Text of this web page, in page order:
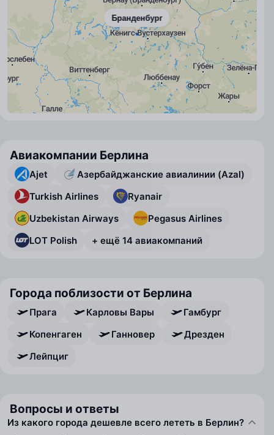
Бранденбург
Авиакомпании Берлина
Ajet
Азербайджанские авиалинии (Azal)
Turkish Airlines
Ryanair
Uzbekistan Airways
Pegasus Airlines
LOT Polish
+ ещё 14 авиакомпаний
Города поблизости от Берлина
Прага Карловы Вары
Гамбург
Копенгаген
Ганновер
Дрезден
Лейпциг
Вопросы и ответы
Из какого города дешевле всего лететь в Берлин?